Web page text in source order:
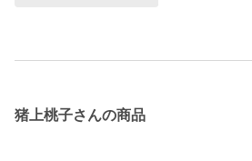
猪上桃子さんの商品